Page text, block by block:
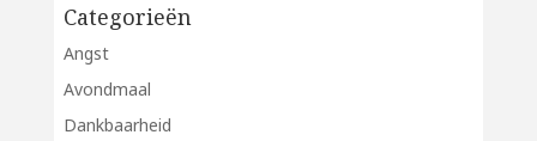
Categorieën
Angst
Avondmaal
Dankbaarheid